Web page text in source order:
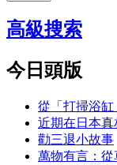
高級搜索
今日頭版
從「打掃浴缸
近期在日本
勸三退小故事
萬物有言：從